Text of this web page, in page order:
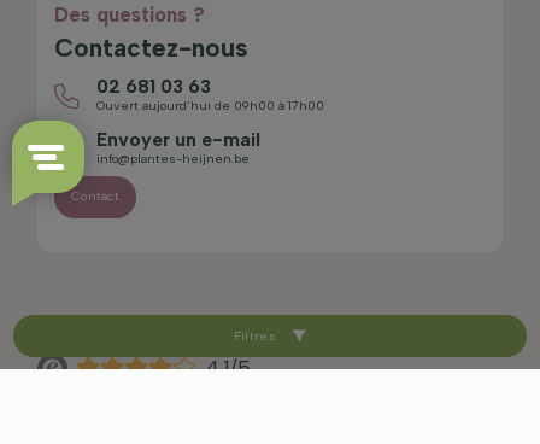
Filtres
Des questions ?
Contactez-nous
02 681 03 63
Ouvert aujourd’hui de 09h00 à 17h00
Envoyer un e-mail
info@plantes-heijnen.be
Contact
4.1/5